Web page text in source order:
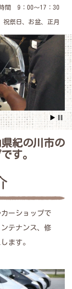
間 9：00～17：30
祝祭日、お盆、正月
紀の川市の
す。
ーショップで
テナンス、修
ます。